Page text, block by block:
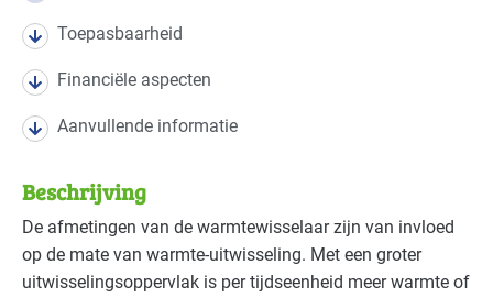
Voedingsindustrie - brood en banket
Voedingsindustrie - overig
Toepasbaarheid
Financiële aspecten
Aanvullende informatie
Beschrijving
De afmetingen van de warmtewisselaar zijn van invloed
op de mate van warmte-uitwisseling. Met een groter
uitwisselingsoppervlak is per tijdseenheid meer warmte of